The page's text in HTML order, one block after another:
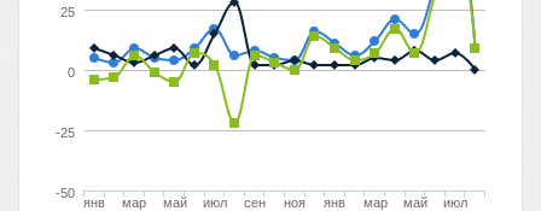
янв
мар
май
июл
сен
ноя
янв
мар
май
июл
0
-50
-25
25